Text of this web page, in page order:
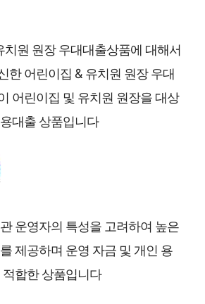
치원 원장 우대대출상품에 대해서
한 어린이집 & 유치원 원장 우대
어린이집 및 유치원 원장을 대상
대출 상품입니다
운영자의 특성을 고려하여 높은
제공하며 운영 자금 및 개인 용
합한 상품입니다